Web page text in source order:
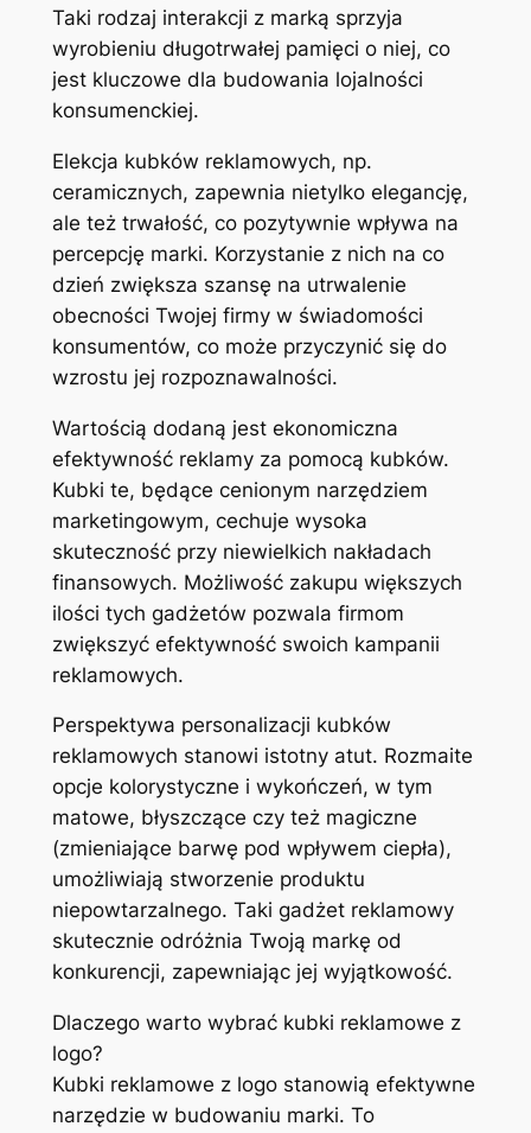
Taki rodzaj interakcji z marką sprzyja
wyrobieniu długotrwałej pamięci o niej, co
jest kluczowe dla budowania lojalności
konsumenckiej.
Elekcja kubków reklamowych, np.
ceramicznych, zapewnia nietylko elegancję,
ale też trwałość, co pozytywnie wpływa na
percepcję marki. Korzystanie z nich na co
dzień zwiększa szansę na utrwalenie
obecności Twojej firmy w świadomości
konsumentów, co może przyczynić się do
wzrostu jej rozpoznawalności.
Wartością dodaną jest ekonomiczna
efektywność reklamy za pomocą kubków.
Kubki te, będące cenionym narzędziem
marketingowym, cechuje wysoka
skuteczność przy niewielkich nakładach
finansowych. Możliwość zakupu większych
ilości tych gadżetów pozwala firmom
zwiększyć efektywność swoich kampanii
reklamowych.
Perspektywa personalizacji kubków
reklamowych stanowi istotny atut. Rozmaite
opcje kolorystyczne i wykończeń, w tym
matowe, błyszczące czy też magiczne
(zmieniające barwę pod wpływem ciepła),
umożliwiają stworzenie produktu
niepowtarzalnego. Taki gadżet reklamowy
skutecznie odróżnia Twoją markę od
konkurencji, zapewniając jej wyjątkowość.
Dlaczego warto wybrać kubki reklamowe z
logo?
Kubki reklamowe z logo stanowią efektywne
narzędzie w budowaniu marki. To